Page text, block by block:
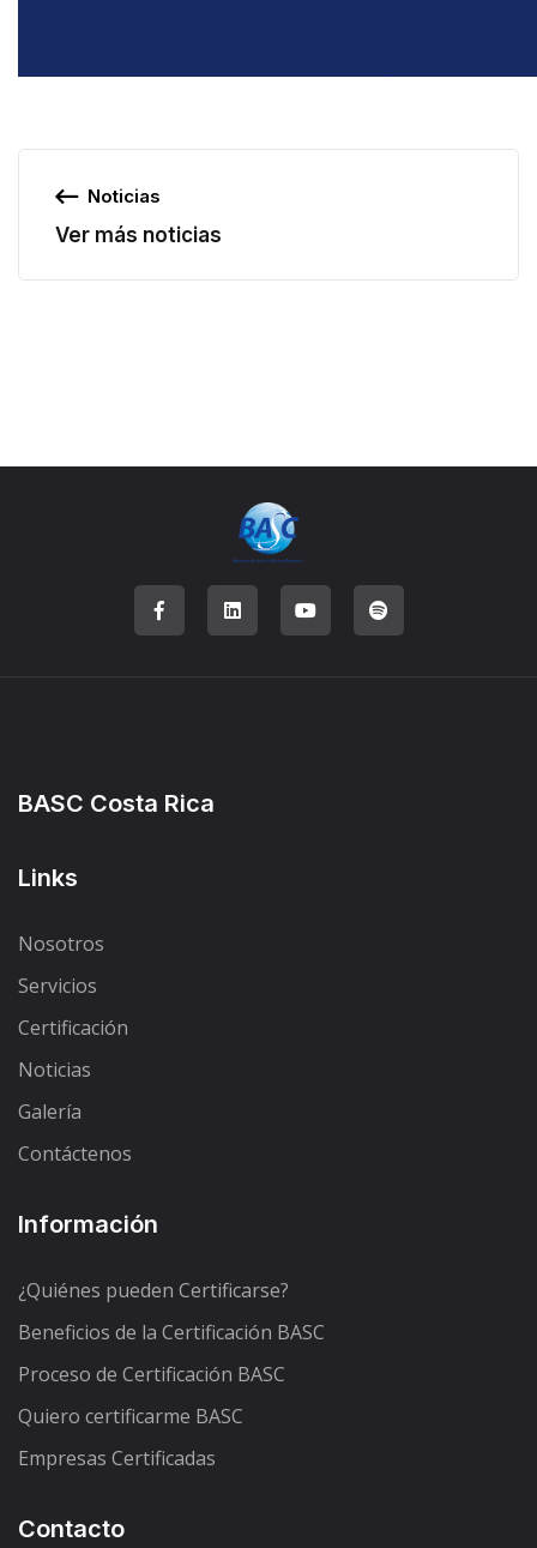
Noticias
Ver más noticias
BASC Costa Rica
Links
Nosotros
Servicios
Certificación
Noticias
Galería
Contáctenos
Información
¿Quiénes pueden Certificarse?
Beneficios de la Certificación BASC
Proceso de Certificación BASC
Quiero certificarme BASC
Empresas Certificadas
Contacto